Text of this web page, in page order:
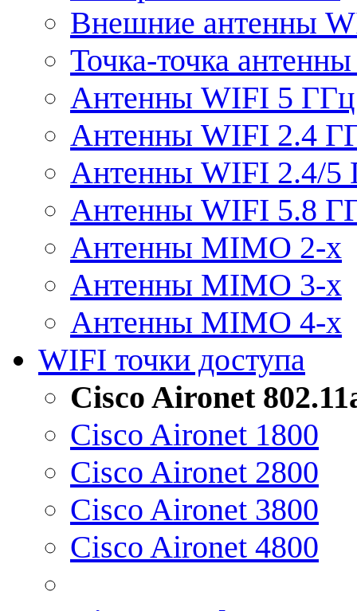
Внешние антенны
Точка-точка
Антенны WIFI 5 ГГц
Антенны WIFI 2.4
Антенны WIFI 2.4/5
Антенны WIFI 5.8
Антенны MIMO 2-x
Антенны MIMO 3-x
Антенны MIMO 4-x
WIFI точки доступа
Cisco Aironet
Cisco Aironet 1800
Cisco Aironet 2800
Cisco Aironet 3800
Cisco Aironet 4800